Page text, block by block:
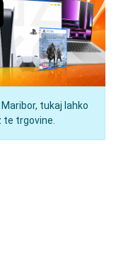
tukaj lahko
te trgovine.